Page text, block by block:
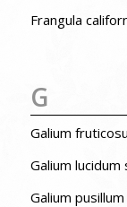
Frangula
G
Galium
Galium
Galium pusillum